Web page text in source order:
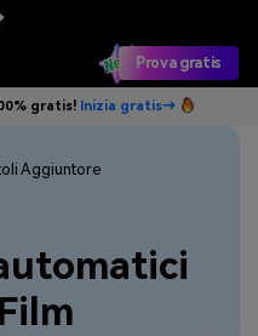
Prova gratis
gratis! Inizia gratis→
Aggiuntore